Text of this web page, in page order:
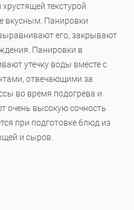
текстурой
вкусным. Панировки
его, закрывают
Панировки в
утечку воды вместе с
отвечающими за
во время подогрева и
очень высокую сочность
при подготовке блюд из
и сыров.